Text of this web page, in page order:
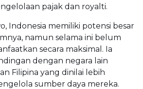
pajak dan royalti.
Indonesia memiliki potensi besar
namun selama ini belum
secara maksimal. Ia
dengan negara lain
Filipina yang dinilai lebih
sumber daya mereka.